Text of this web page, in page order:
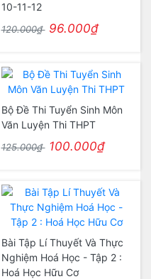
10-11-12
120.000₫ 96.000₫
Bộ Đề Thi Tuyển Sinh Môn
Văn Luyện Thi THPT
125.000₫ 100.000₫
Bài Tập Lí Thuyết Và Thực
Nghiệm Hoá Học - Tập 2 :
Hoá Học Hữu Cơ